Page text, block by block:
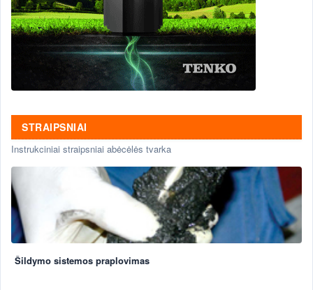
STRAIPSNIAI
Instrukciniai straipsniai abėcėlės tvarka
Šildymo sistemos praplovimas